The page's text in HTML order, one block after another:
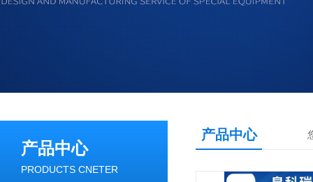
产品中心
PRODUCTS CNETER
产品中心